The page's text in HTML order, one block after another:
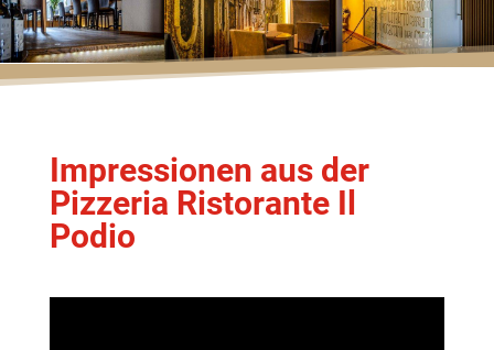
Impressionen aus der
Pizzeria Ristorante Il
Podio